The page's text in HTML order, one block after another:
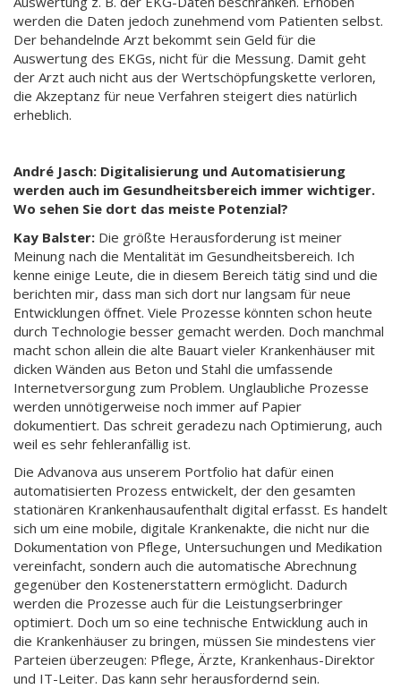
werden die Daten jedoch zunehmend vom Patienten selbst.
Der behandelnde Arzt bekommt sein Geld für die
Auswertung des EKGs, nicht für die Messung. Damit geht
der Arzt auch nicht aus der Wertschöpfungskette verloren,
die Akzeptanz für neue Verfahren steigert dies natürlich
erheblich.
André Jasch: Digitalisierung und Automatisierung
werden auch im Gesundheitsbereich immer wichtiger.
Wo sehen Sie dort das meiste Potenzial?
Kay Balster: Die größte Herausforderung ist meiner
Meinung nach die Mentalität im Gesundheitsbereich. Ich
kenne einige Leute, die in diesem Bereich tätig sind und die
berichten mir, dass man sich dort nur langsam für neue
Entwicklungen öffnet. Viele Prozesse könnten schon heute
durch Technologie besser gemacht werden. Doch manchmal
macht schon allein die alte Bauart vieler Krankenhäuser mit
dicken Wänden aus Beton und Stahl die umfassende
Internetversorgung zum Problem. Unglaubliche Prozesse
werden unnötigerweise noch immer auf Papier
dokumentiert. Das schreit geradezu nach Optimierung, auch
weil es sehr fehleranfällig ist.
Die Advanova aus unserem Portfolio hat dafür einen
automatisierten Prozess entwickelt, der den gesamten
stationären Krankenhausaufenthalt digital erfasst. Es handelt
sich um eine mobile, digitale Krankenakte, die nicht nur die
Dokumentation von Pflege, Untersuchungen und Medikation
vereinfacht, sondern auch die automatische Abrechnung
gegenüber den Kostenerstattern ermöglicht. Dadurch
werden die Prozesse auch für die Leistungserbringer
optimiert. Doch um so eine technische Entwicklung auch in
die Krankenhäuser zu bringen, müssen Sie mindestens vier
Parteien überzeugen: Pflege, Ärzte, Krankenhaus-Direktor
und IT-Leiter. Das kann sehr herausfordernd sein.